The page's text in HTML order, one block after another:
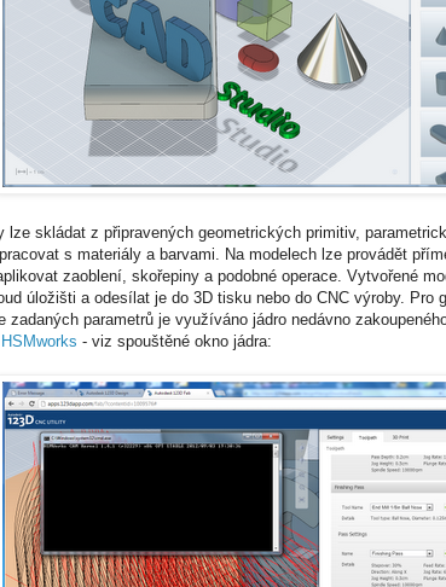
lze skládat z připravených geometrických primitiv,
s materiály a barvami. Na modelech lze provádět
zaoblení, skořepiny a podobné operace. Vytvořené
úložišti a odesílat je do 3D tisku nebo do CNC výroby. Pro
zadaných parametrů je využíváno jádro nedávno
- viz spouštěné okno jádra: